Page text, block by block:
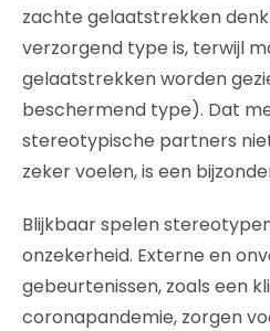
zachte gelaatstrekken
verzorgend type is, terwijl
gelaatstrekken worden
beschermend type). Dat
stereotypische partners
zeker voelen, is een
Blijkbaar spelen
onzekerheid. Externe en
gebeurtenissen, zoals een
coronapandemie, zorgen